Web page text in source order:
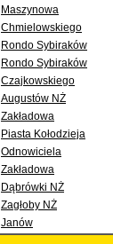
Maszynowa
Chmielowskiego
Rondo Sybiraków
Rondo Sybiraków
Czajkowskiego
Augustów NŻ
Zakładowa
Piasta Kołodzieja
Odnowiciela
Zakładowa
Dąbrówki NŻ
Zagłoby NŻ
Janów